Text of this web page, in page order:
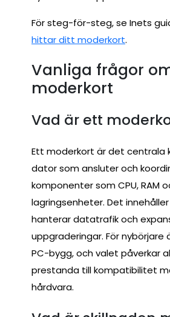
För steg-för-steg, se Inets
hittar ditt moderkort.
Vanliga frågor
moderkort
Vad är ett
Ett moderkort är det centrala
dator som ansluter och
komponenter som CPU, RAM
lagringsenheter. Det
hanterar datatrafik och
uppgraderingar. För nybörjare
PC-bygg, och valet påverkar
prestanda till kompatibilitet
hårdvara.